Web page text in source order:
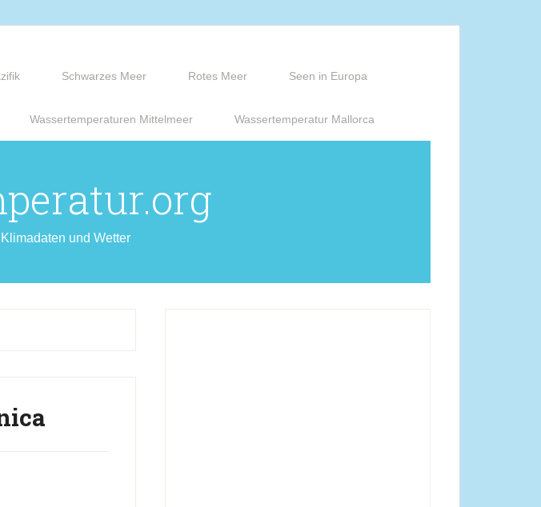
Schwarzes Meer Rotes Meer Seen in Europa
Wassertemperaturen Mittelmeer Wassertemperatur Mallorca
und Wetter